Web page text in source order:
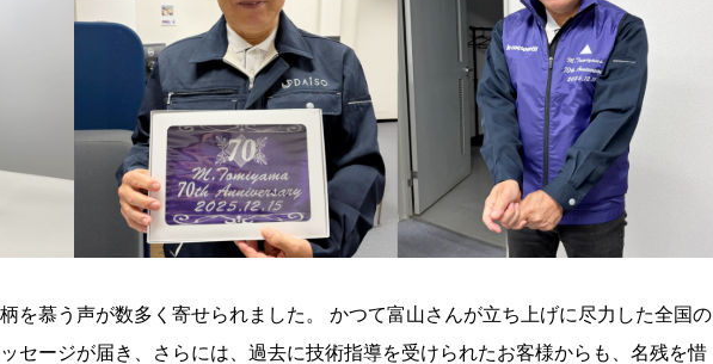
を慕う声が数多く寄せられました。 かつて富山さんが立ち上げに尽力した全国の
セージが届き、さらには、過去に技術指導を受けられたお客様からも、名残を惜